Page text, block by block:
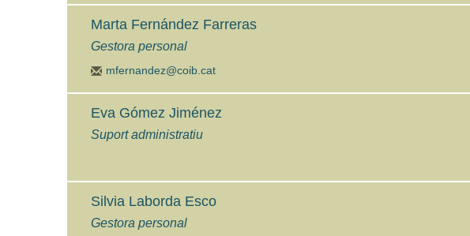
Marta Fernández Farreras
Gestora personal
mfernandez@coib.cat
Eva Gómez Jiménez
Suport administratiu
Silvia Laborda Esco
Gestora personal